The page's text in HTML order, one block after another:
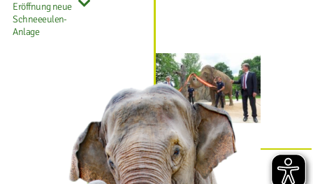
Eröffnung neue
Schneeeulen-
Anlage
2019